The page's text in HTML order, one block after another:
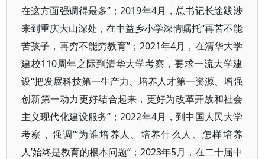
在这方面强调得最多”；2019年4月，总书记长途跋涉
来到重庆大山深处，在中益乡小学深情嘱托“再苦不能
苦孩子，再穷不能穷教育”；2021年4月，在清华大学
建校110周年之际到清华大学考察，要求一流大学建
设“把发展科技第一生产力、培养人才第一资源、增强
创新第一动力更好结合起来，更好为改革开放和社会
主义现代化建设服务”；2022年4月，到中国人民大学
考察，强调“‘为谁培养人、培养什么人、怎样培养
人’始终是教育的根本问题”；2023年5月，在二十届中